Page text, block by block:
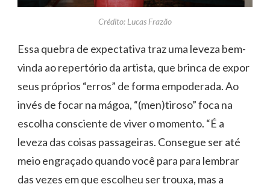
Crédito: Lucas Frazão
Essa quebra de expectativa traz uma leveza bem-
vinda ao repertório da artista, que brinca de expor
seus próprios “erros” de forma empoderada. Ao
invés de focar na mágoa, “(men)tiroso” foca na
escolha consciente de viver o momento. “É a
leveza das coisas passageiras. Consegue ser até
meio engraçado quando você para para lembrar
das vezes em que escolheu ser trouxa, mas a